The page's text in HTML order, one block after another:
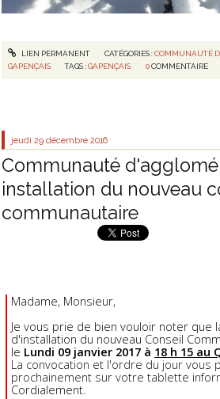
LIEN PERMANENT CATÉGORIES :COMMUNAUTÉ
GAPENÇAIS
TAGS :GAPENÇAIS 0 COMMENTAIRE
jeudi 29 décembre 2016
Communauté
installation du nouveau
communautaire
Madame, Monsieur,
Je vous prie de bien vouloir noter que
d'installation du nouveau Conseil
le Lundi 09 janvier 2017 à 18 h 15 au
La convocation et l'ordre du jour vous
prochainement sur votre tablette
Cordialement.